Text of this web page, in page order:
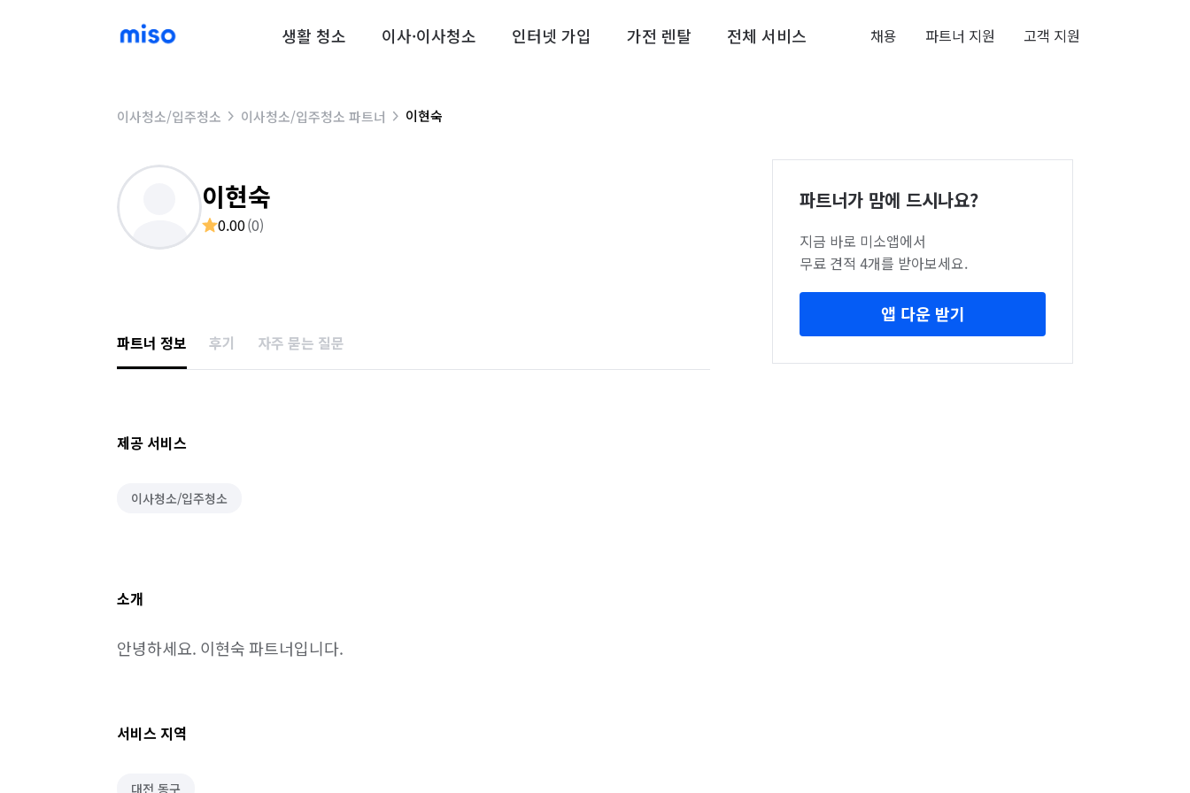
생활 청소 이사·이사청소 인터넷 가입 가전 렌탈 전체 서비스 채용 파트너 지원 고객 지원
이사청소/입주청소 이사청소/입주청소 파트너 이현숙
이현숙
0.00(0)
파트너 정보 후기 자주 묻는 질문
제공 서비스
이사청소/입주청소
소개
안녕하세요. 이현숙 파트너입니다.
서비스 지역
대전 동구
파트너가 맘에 드시나요?
지금 바로 미소앱에서
무료 견적 4개를 받아보세요.
앱 다운 받기